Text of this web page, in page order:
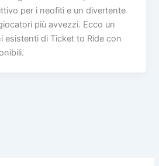
per i neofiti e un divertente
più avvezzi. Ecco un
esistenti di Ticket to Ride con